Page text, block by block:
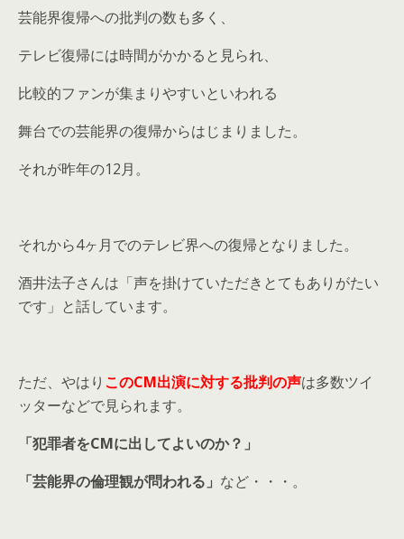
芸能界復帰への批判の数も多く、
テレビ復帰には時間がかかると見られ、
比較的ファンが集まりやすいといわれる
舞台での芸能界の復帰からはじまりました。
それが昨年の12月。
それから4ヶ月でのテレビ界への復帰となりました。
酒井法子さんは「声を掛けていただきとてもありがたい
です」と話しています。
ただ、やはり このCM出演に対する批判の声は多数ツイ
ッターなどで見られます。
「犯罪者をCMに出してよいのか？」
「芸能界の倫理観が問われる」 など・・・。